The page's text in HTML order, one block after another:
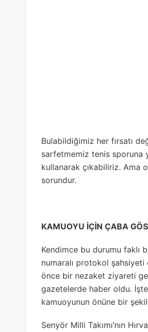
Bulabildiğimiz her fırsatı
sarfetmemiz tenis sporuna
kullanarak çıkabiliriz. Ama
sorundur.
KAMUOYU İÇİN ÇABA
Kendimce bu durumu faklı
numaralı protokol şahsiyeti
önce bir nezaket ziyareti
gazetelerde haber oldu.
kamuoyunun önüne bir
Senyör Milli Takımı’nın